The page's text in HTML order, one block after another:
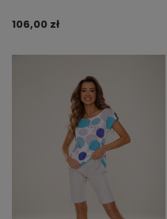
106,00 zł